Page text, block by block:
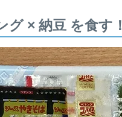
グ × 納豆 を食す！